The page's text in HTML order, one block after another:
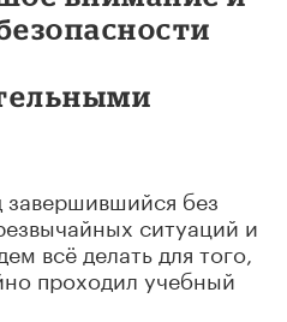
без
ситуаций и
всё делать для того,
проходил учебный